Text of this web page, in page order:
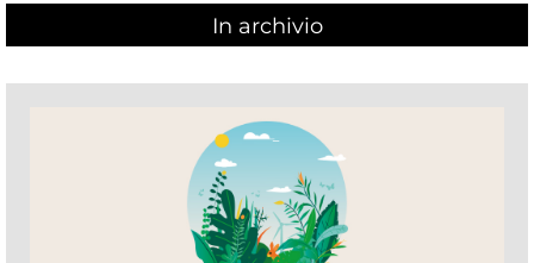
In archivio